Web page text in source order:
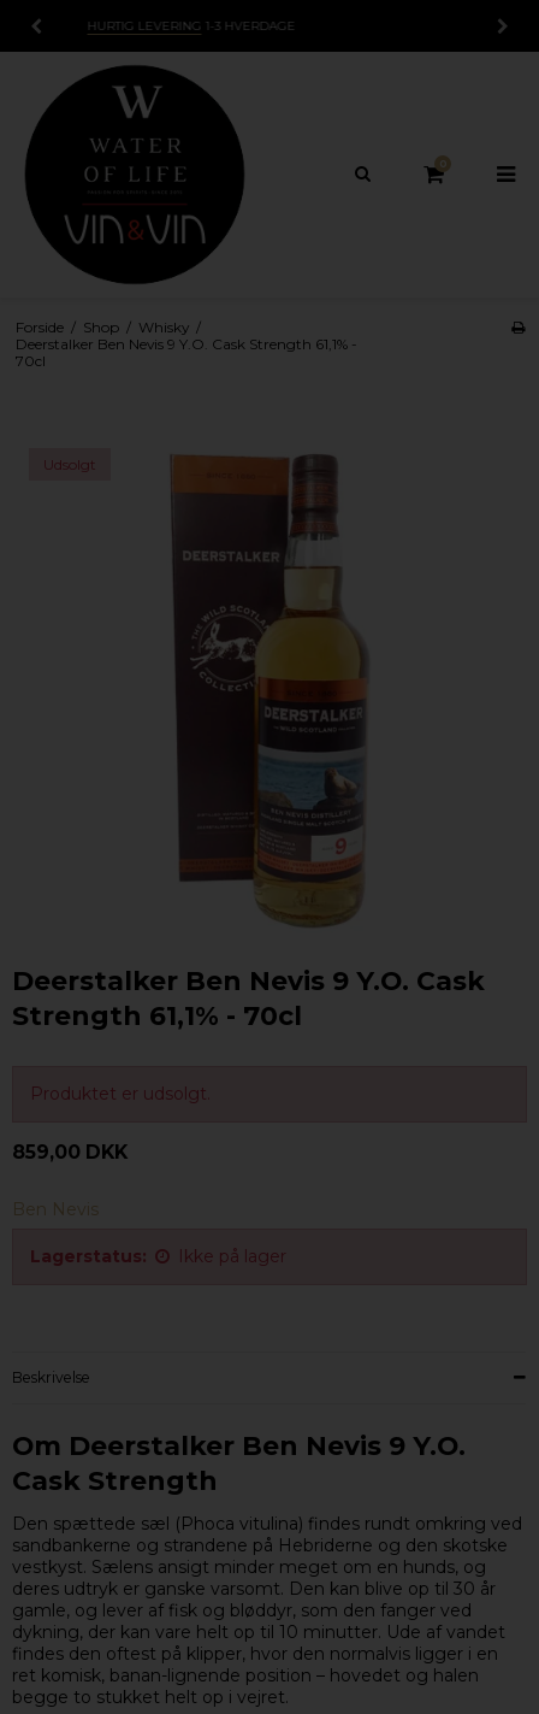
15 DAGESFORTRYDELSESRET
0
Forside / Shop / Whisky /
Deerstalker Ben Nevis 9 Y.O. Cask Strength 61,1% -
70cl
Udsolgt
Deerstalker Ben Nevis 9 Y.O. Cask
Strength 61,1% - 70cl
Produktet er udsolgt.
859,00 DKK
Ben Nevis
Lagerstatus: Ikke på lager
Beskrivelse
Om Deerstalker Ben Nevis 9 Y.O.
Cask Strength
Den spættede sæl (Phoca vitulina) findes rundt omkring ved
sandbankerne og strandene på Hebriderne og den skotske
vestkyst. Sælens ansigt minder meget om en hunds, og
deres udtryk er ganske varsomt. Den kan blive op til 30 år
gamle, og lever af fisk og bløddyr, som den fanger ved
dykning, der kan vare helt op til 10 minutter. Ude af vandet
findes den oftest på klipper, hvor den normalvis ligger i en
ret komisk, banan-lignende position – hovedet og halen
begge to stukket helt op i vejret.